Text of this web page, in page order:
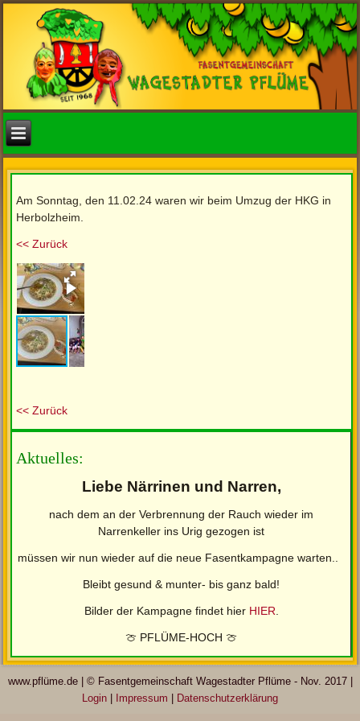
Am Sonntag, den 11.02.24 waren wir beim Umzug der HKG in
Herbolzheim.
<< Zurück
<< Zurück
Aktuelles:
Liebe Närrinen und Narren,
nach dem an der Verbrennung der Rauch wieder im
Narrenkeller ins Urig gezogen ist
müssen wir nun wieder auf die neue Fasentkampagne warten..
Bleibt gesund & munter- bis ganz bald!
Bilder der Kampagne findet hier HIER
🍈 PFLÜME-HOCH 🍈
www.pflüme.de | © Fasentgemeinschaft Wagestadter Pflüme - Nov. 2017 |
Login
Impressum Datenschutzerklärung